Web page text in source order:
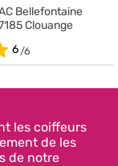
Bellefontaine
Clouange
6
les coiffeurs
de les
de notre